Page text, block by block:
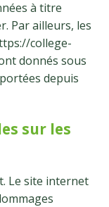
à titre
Par ailleurs, les
college-
donnés sous
depuis
sur les
Le site internet